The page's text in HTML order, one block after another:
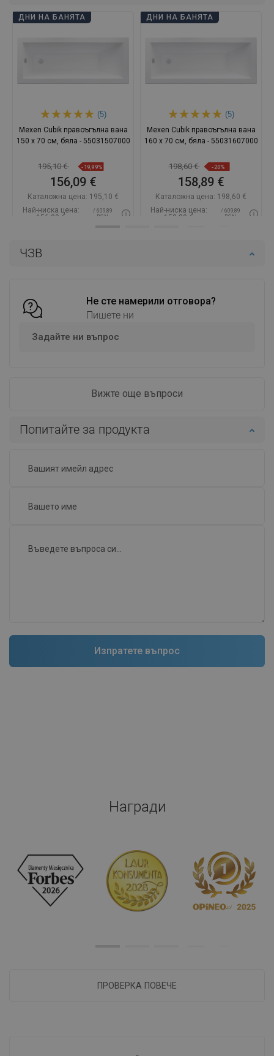
ЧЗВ
Не сте намерили отговора?
Пишете ни
Задайте ни въпрос
Вижте още въпроси
Попитайте за продукта
ДНИ НА БАНЯТА
(5)
Mexen Cubik правоъгълна вана
150 x 70 см, бяла - 55031507000
195,10 € -19,99%
156,09 €
Каталожна цена: 195,10 €
Най-ниска цена:
156,09 €
/ 609,89
BGN
Добави в количката
ДНИ НА БАНЯТА
(5)
Mexen Cubik правоъгълна вана
160 x 70 см, бяла - 55031607000
198,60 € -20%
158,89 €
Каталожна цена: 198,60 €
Най-ниска цена:
158,89 €
/ 609,89
BGN
Добави в количката
Награди
ПРОВЕРКА ПОВЕЧЕ